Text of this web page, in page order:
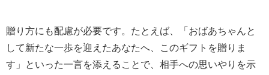
贈り方にも配慮が必要です。たとえば、「おばあちゃんと
して新たな一歩を迎えたあなたへ、このギフトを贈りま
す」といった一言を添えることで、相手への思いやりを示